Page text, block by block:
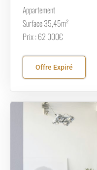
Appartement
Surface 35,45m²
Prix : 62 000€
Offre Expiré